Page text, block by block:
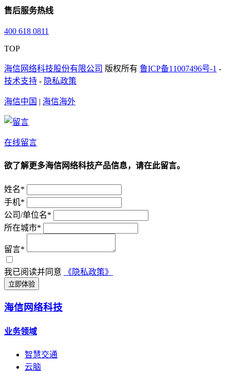
售后服务热线
400 618 0811
TOP
海信网络科技股份有限公司 版权所有 鲁ICP备11007496号-1 -
技术支持 - 隐私政策
海信中国 | 海信海外
在线留言
欲了解更多海信网络科技产品信息，请在此留言。
姓名*
手机*
公司/单位名*
所在城市*
留言*
我已阅读并同意 《隐私政策》
立即体验
海信网络科技
业务领域
智慧交通
云脑